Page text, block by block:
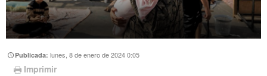
Publicada:lunes, 8 de enero de 2024 0:05
Imprimir